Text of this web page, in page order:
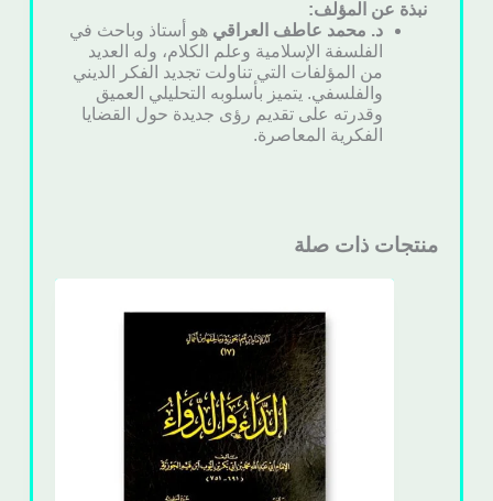
نبذة عن المؤلف:
د. محمد عاطف العراقي هو أستاذ وباحث في
الفلسفة الإسلامية وعلم الكلام، وله العديد
من المؤلفات التي تناولت تجديد الفكر الديني
والفلسفي. يتميز بأسلوبه التحليلي العميق
وقدرته على تقديم رؤى جديدة حول القضايا
الفكرية المعاصرة.
منتجات ذات صلة